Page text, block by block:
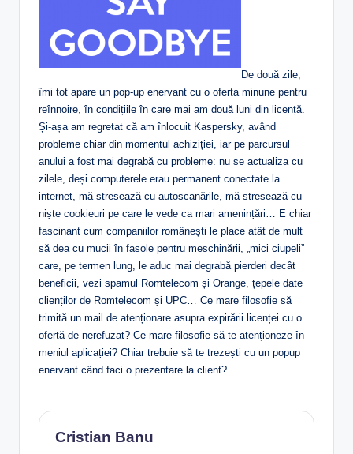
De două zile,
îmi tot apare un pop-up enervant cu o oferta minune pentru
reînnoire, în condițiile în care mai am două luni din licență.
Și-așa am regretat că am înlocuit Kaspersky, având
probleme chiar din momentul achiziției, iar pe parcursul
anului a fost mai degrabă cu probleme: nu se actualiza cu
zilele, deși computerele erau permanent conectate la
internet, mă stresează cu autoscanările, mă stresează cu
niște cookieuri pe care le vede ca mari amenințări… E chiar
fascinant cum companiilor românești le place atât de mult
să dea cu mucii în fasole pentru meschinării, „mici ciupeli”
care, pe termen lung, le aduc mai degrabă pierderi decât
beneficii, vezi spamul Romtelecom și Orange, țepele date
clienților de Romtelecom și UPC… Ce mare filosofie să
trimită un mail de atenționare asupra expirării licenței cu o
ofertă de nerefuzat? Ce mare filosofie să te atenționeze în
meniul aplicației? Chiar trebuie să te trezești cu un popup
enervant când faci o prezentare la client?
Cristian Banu